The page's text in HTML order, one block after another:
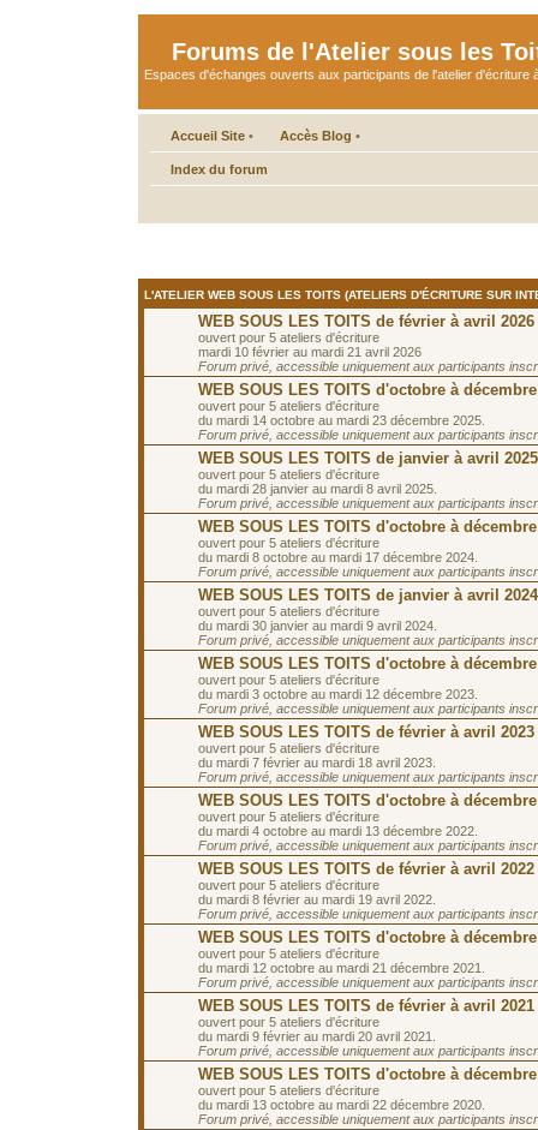
Forums de l'Atelier sous les
Espaces d'échanges ouverts aux participants de l'atelier d'écriture
Accueil Site • Accès Blog •
Index du forum
L'ATELIER WEB SOUS LES TOITS (ATELIERS D'ÉCRITURE SUR
WEB SOUS LES TOITS de février à avril 2026
ouvert pour 5 ateliers d'écriture
mardi 10 février au mardi 21 avril 2026
Forum privé, accessible uniquement aux participants
WEB SOUS LES TOITS d'octobre à décembre
ouvert pour 5 ateliers d'écriture
du mardi 14 octobre au mardi 23 décembre 2025.
Forum privé, accessible uniquement aux participants
WEB SOUS LES TOITS de janvier à avril 2025
ouvert pour 5 ateliers d'écriture
du mardi 28 janvier au mardi 8 avril 2025.
Forum privé, accessible uniquement aux participants
WEB SOUS LES TOITS d'octobre à décembre
ouvert pour 5 ateliers d'écriture
du mardi 8 octobre au mardi 17 décembre 2024.
Forum privé, accessible uniquement aux participants
WEB SOUS LES TOITS de janvier à avril 2024
ouvert pour 5 ateliers d'écriture
du mardi 30 janvier au mardi 9 avril 2024.
Forum privé, accessible uniquement aux participants
WEB SOUS LES TOITS d'octobre à décembre
ouvert pour 5 ateliers d'écriture
du mardi 3 octobre au mardi 12 décembre 2023.
Forum privé, accessible uniquement aux participants
WEB SOUS LES TOITS de février à avril 2023
ouvert pour 5 ateliers d'écriture
du mardi 7 février au mardi 18 avril 2023.
Forum privé, accessible uniquement aux participants
WEB SOUS LES TOITS d'octobre à décembre
ouvert pour 5 ateliers d'écriture
du mardi 4 octobre au mardi 13 décembre 2022.
Forum privé, accessible uniquement aux participants
WEB SOUS LES TOITS de février à avril 2022
ouvert pour 5 ateliers d'écriture
du mardi 8 février au mardi 19 avril 2022.
Forum privé, accessible uniquement aux participants
WEB SOUS LES TOITS d'octobre à décembre
ouvert pour 5 ateliers d'écriture
du mardi 12 octobre au mardi 21 décembre 2021.
Forum privé, accessible uniquement aux participants
WEB SOUS LES TOITS de février à avril 2021
ouvert pour 5 ateliers d'écriture
du mardi 9 février au mardi 20 avril 2021.
Forum privé, accessible uniquement aux participants
WEB SOUS LES TOITS d'octobre à décembre
ouvert pour 5 ateliers d'écriture
du mardi 13 octobre au mardi 22 décembre 2020.
Forum privé, accessible uniquement aux participants